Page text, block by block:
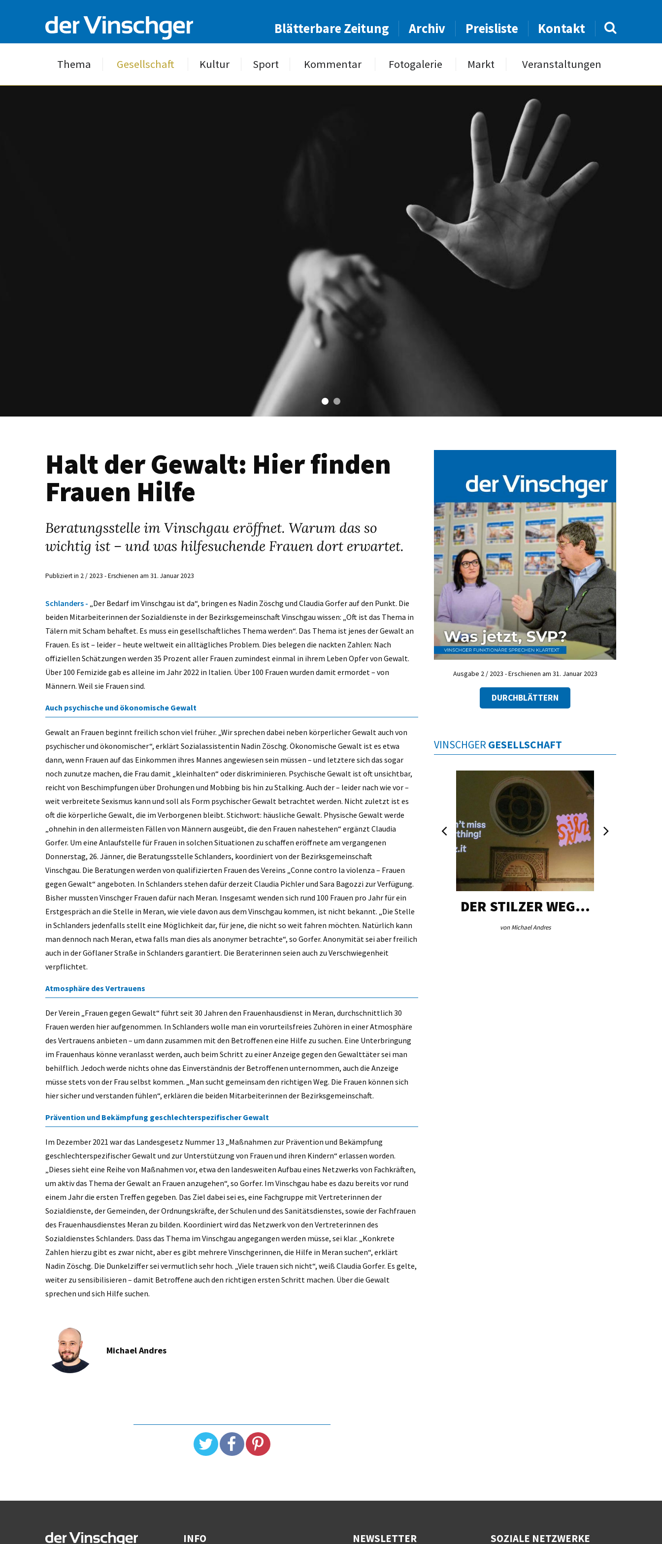
Blätterbare Zeitung Archiv Preisliste Kontakt
Thema Gesellschaft Kultur Sport Kommentar Fotogalerie Markt Veranstaltungen
Halt der Gewalt: Hier finden
Frauen Hilfe
Beratungsstelle im Vinschgau eröffnet. Warum das so
wichtig ist – und was hilfesuchende Frauen dort erwartet.
Publiziert in 2 / 2023 - Erschienen am 31. Januar 2023
Schlanders - „Der Bedarf im Vinschgau ist da“, bringen es Nadin Zöschg und Claudia Gorfer auf den Punkt. Die
beiden Mitarbeiterinnen der Sozialdienste in der Bezirksgemeinschaft Vinschgau wissen: „Oft ist das Thema in
Tälern mit Scham behaftet. Es muss ein gesellschaftliches Thema werden“. Das Thema ist jenes der Gewalt an
Frauen. Es ist – leider – heute weltweit ein alltägliches Problem. Dies belegen die nackten Zahlen: Nach
offiziellen Schätzungen werden 35 Prozent aller Frauen zumindest einmal in ihrem Leben Opfer von Gewalt.
Über 100 Femizide gab es alleine im Jahr 2022 in Italien. Über 100 Frauen wurden damit ermordet – von
Männern. Weil sie Frauen sind.
Auch psychische und ökonomische Gewalt
Gewalt an Frauen beginnt freilich schon viel früher. „Wir sprechen dabei neben körperlicher Gewalt auch von
psychischer und ökonomischer“, erklärt Sozialassistentin Nadin Zöschg. Ökonomische Gewalt ist es etwa
dann, wenn Frauen auf das Einkommen ihres Mannes angewiesen sein müssen – und letztere sich das sogar
noch zunutze machen, die Frau damit „kleinhalten“ oder diskriminieren. Psychische Gewalt ist oft unsichtbar,
reicht von Beschimpfungen über Drohungen und Mobbing bis hin zu Stalking. Auch der – leider nach wie vor –
weit verbreitete Sexismus kann und soll als Form psychischer Gewalt betrachtet werden. Nicht zuletzt ist es
oft die körperliche Gewalt, die im Verborgenen bleibt. Stichwort: häusliche Gewalt. Physische Gewalt werde
„ohnehin in den allermeisten Fällen von Männern ausgeübt, die den Frauen nahestehen“ ergänzt Claudia
Gorfer. Um eine Anlaufstelle für Frauen in solchen Situationen zu schaffen eröffnete am vergangenen
Donnerstag, 26. Jänner, die Beratungsstelle Schlanders, koordiniert von der Bezirksgemeinschaft
Vinschgau. Die Beratungen werden von qualifizierten Frauen des Vereins „Conne contro la violenza – Frauen
gegen Gewalt“ angeboten. In Schlanders stehen dafür derzeit Claudia Pichler und Sara Bagozzi zur Verfügung.
Bisher mussten Vinschger Frauen dafür nach Meran. Insgesamt wenden sich rund 100 Frauen pro Jahr für ein
Erstgespräch an die Stelle in Meran, wie viele davon aus dem Vinschgau kommen, ist nicht bekannt. „Die Stelle
in Schlanders jedenfalls stellt eine Möglichkeit dar, für jene, die nicht so weit fahren möchten. Natürlich kann
man dennoch nach Meran, etwa falls man dies als anonymer betrachte“, so Gorfer. Anonymität sei aber freilich
auch in der Göflaner Straße in Schlanders garantiert. Die Beraterinnen seien auch zu Verschwiegenheit
verpflichtet.
Atmosphäre des Vertrauens
Der Verein „Frauen gegen Gewalt“ führt seit 30 Jahren den Frauenhausdienst in Meran, durchschnittlich 30
Frauen werden hier aufgenommen. In Schlanders wolle man ein vorurteilsfreies Zuhören in einer Atmosphäre
des Vertrauens anbieten – um dann zusammen mit den Betroffenen eine Hilfe zu suchen. Eine Unterbringung
im Frauenhaus könne veranlasst werden, auch beim Schritt zu einer Anzeige gegen den Gewalttäter sei man
behilflich. Jedoch werde nichts ohne das Einverständnis der Betroffenen unternommen, auch die Anzeige
müsse stets von der Frau selbst kommen. „Man sucht gemeinsam den richtigen Weg. Die Frauen können sich
hier sicher und verstanden fühlen“, erklären die beiden Mitarbeiterinnen der Bezirksgemeinschaft.
Prävention und Bekämpfung geschlechterspezifischer Gewalt
Im Dezember 2021 war das Landesgesetz Nummer 13 „Maßnahmen zur Prävention und Bekämpfung
geschlechterspezifischer Gewalt und zur Unterstützung von Frauen und ihren Kindern“ erlassen worden.
„Dieses sieht eine Reihe von Maßnahmen vor, etwa den landesweiten Aufbau eines Netzwerks von Fachkräften,
um aktiv das Thema der Gewalt an Frauen anzugehen“, so Gorfer. Im Vinschgau habe es dazu bereits vor rund
einem Jahr die ersten Treffen gegeben. Das Ziel dabei sei es, eine Fachgruppe mit Vertreterinnen der
Sozialdienste, der Gemeinden, der Ordnungskräfte, der Schulen und des Sanitätsdienstes, sowie der Fachfrauen
des Frauenhausdienstes Meran zu bilden. Koordiniert wird das Netzwerk von den Vertreterinnen des
Sozialdienstes Schlanders. Dass das Thema im Vinschgau angegangen werden müsse, sei klar. „Konkrete
Zahlen hierzu gibt es zwar nicht, aber es gibt mehrere Vinschgerinnen, die Hilfe in Meran suchen“, erklärt
Nadin Zöschg. Die Dunkelziffer sei vermutlich sehr hoch. „Viele trauen sich nicht“, weiß Claudia Gorfer. Es gelte,
weiter zu sensibilisieren – damit Betroffene auch den richtigen ersten Schritt machen. Über die Gewalt
sprechen und sich Hilfe suchen.
Michael Andres
Ausgabe 2 / 2023 - Erschienen am 31. Januar 2023
DURCHBLÄTTERN
VINSCHGER GESELLSCHAFT
DER STILZER WEG…
von Michael Andres
INFO NEWSLETTER SOZIALE NETZWERKE